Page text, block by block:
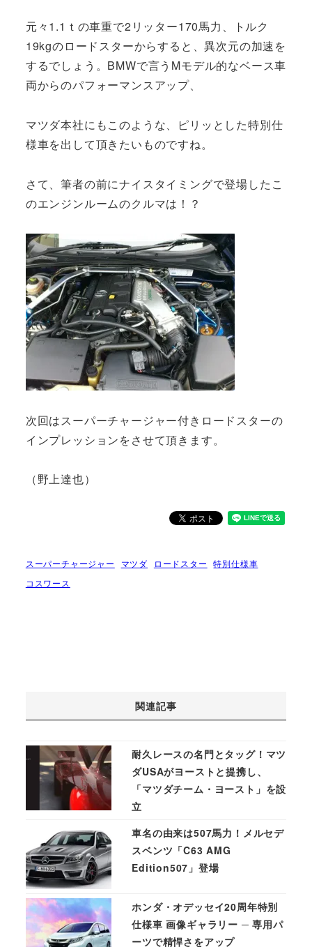
元々1.1ｔの車重で2リッター170馬力、トルク
19kgのロードスターからすると、異次元の加速を
するでしょう。BMWで言うMモデル的なベース車
両からのパフォーマンスアップ、
マツダ本社にもこのような、ピリッとした特別仕
様車を出して頂きたいものですね。
さて、筆者の前にナイスタイミングで登場したこ
のエンジンルームのクルマは！？
次回はスーパーチャージャー付きロードスターの
インプレッションをさせて頂きます。
（野上達也）
スーパーチャージャー マツダ ロードスター
特別仕様車
コスワース
関連記事
耐久レースの名門とタッグ！マツ
ダUSAがヨーストと提携し、
「マツダチーム・ヨースト」を設
立
車名の由来は507馬力！メルセデ
スベンツ「C63 AMG
Edition507」登場
ホンダ・オデッセイ20周年特別
仕様車 画像ギャラリー ─ 専用パ
ーツで精悍さをアップ